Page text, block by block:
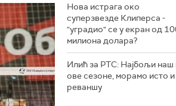
Нова истрага око
суперзвезде Клиперса -
"уградио" се у екран од
милиона долара?
Илић за РТС: Најбољи наш
ове сезоне, морамо исто и
реваншу